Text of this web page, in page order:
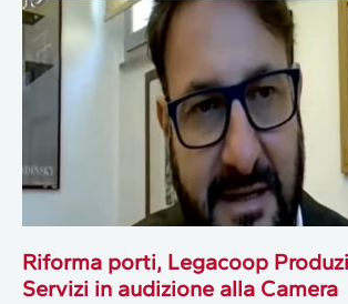
Riforma porti, Legacoop
Servizi in audizione alla Camera